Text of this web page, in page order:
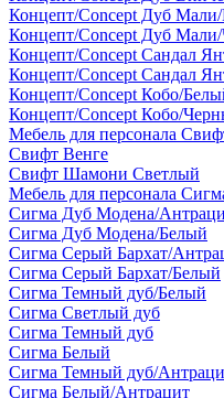
Концепт/Concept Дуб
Концепт/Concept Дуб
Концепт/Concept Сандал
Концепт/Concept Сандал
Концепт/Concept Кобо/
Концепт/Concept Кобо/
Мебель для персонала
Свифт Венге
Свифт Шамони Светлый
Мебель для персонала
Сигма Дуб Модена/
Сигма Дуб Модена/Белый
Сигма Серый Бархат/
Сигма Серый Бархат/Белый
Сигма Темный дуб/Белый
Сигма Светлый дуб
Сигма Темный дуб
Сигма Белый
Сигма Темный дуб/
Сигма Белый/Антрацит